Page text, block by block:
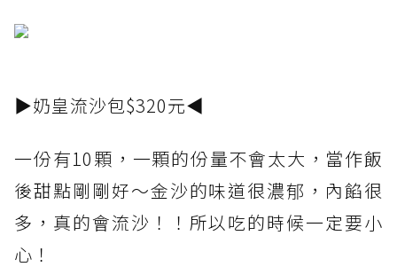
▶奶皇流沙包$320元◀
一份有10顆，一顆的份量不會太大，當作飯
後甜點剛剛好～金沙的味道很濃郁，內餡很
多，真的會流沙！！所以吃的時候一定要小
心！